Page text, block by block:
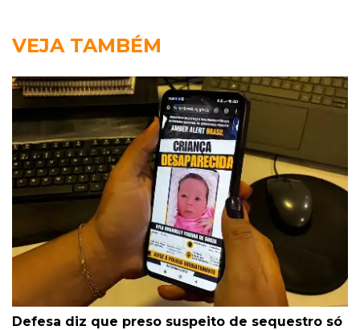
VEJA TAMBÉM
Defesa diz que preso suspeito de sequestro só